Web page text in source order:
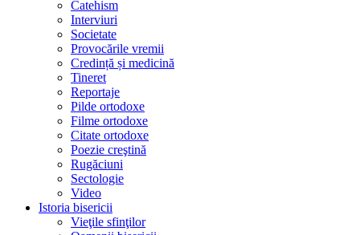
Catehism
Interviuri
Societate
Provocările vremii
Credință și medicină
Tineret
Reportaje
Pilde ortodoxe
Filme ortodoxe
Citate ortodoxe
Poezie creştină
Rugăciuni
Sectologie
Video
Istoria bisericii
Vieţile sfinţilor